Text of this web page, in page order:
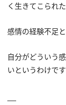
く生きてこられ
感情の経験不足と
自分がどういう
いというわけです